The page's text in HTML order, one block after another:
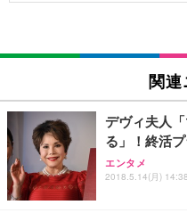
関連
デヴィ夫人
る」！終活
エンタメ
2018.5.14(月) 14:38